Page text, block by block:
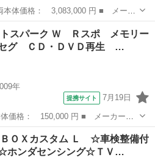
ゼル ■ グレード名： ｅ：ＨＥ
ラ 衝突被害軽減システム 禁煙
トスパーク Ｗ Ｒスポ メモリー
グ ＣＤ・ＤＶＤ再生 …
年
提携サイト 7月19日
トスパーク ■ グレード名： Ｗ
ＣＤ・ＤＶＤ再生 ＥＴＣ オー
ＢＯＸカスタム Ｌ ☆車検整備付
ホンダセンシング☆ＴＶ…